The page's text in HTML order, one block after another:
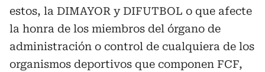
estos, la DIMAYOR y DIFUTBOL o que afecte
la honra de los miembros del órgano de
administración o control de cualquiera de los
organismos deportivos que componen FCF,